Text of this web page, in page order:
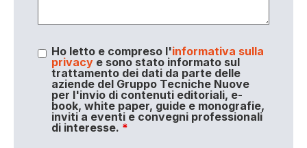
Ho letto e compreso l'informativa sulla
privacye sono stato informato sul
trattamento dei dati da parte delle
aziende del Gruppo Tecniche Nuove
per l'invio di contenuti editoriali, e-
book, white paper, guide e monografie,
inviti a eventi e convegni professionali
di interesse. *